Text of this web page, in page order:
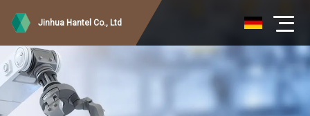
Jinhua Hantel Co., Ltd